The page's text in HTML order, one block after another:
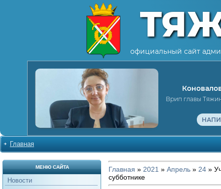
официальный сайт
Врип главы
Главная
МЕНЮ САЙТА
Новости
Главная » 2021 » Апрель » 24 »
субботнике